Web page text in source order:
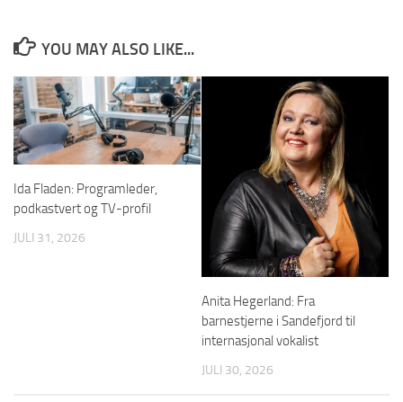
YOU MAY ALSO LIKE...
Ida Fladen: Programleder,
podkastvert og TV-profil
JULI 31, 2026
Anita Hegerland: Fra
barnestjerne i Sandefjord til
internasjonal vokalist
JULI 30, 2026